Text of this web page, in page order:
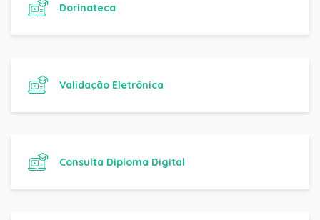
Dorinateca
Validação Eletrônica
Consulta Diploma Digital